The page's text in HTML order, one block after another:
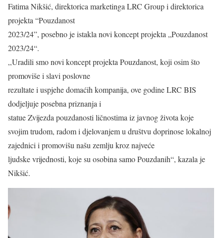
Fatima Nikšić, direktorica marketinga LRC Group i direktorica
projekta “Pouzdanost
2023/24”, posebno je istakla novi koncept projekta „Pouzdanost
2023/24“.
,,Uradili smo novi koncept projekta Pouzdanost, koji osim što
promoviše i slavi poslovne
rezultate i uspjehe domaćih kompanija, ove godine LRC BIS
dodjeljuje posebna priznanja i
statue Zvijezda pouzdanosti ličnostima iz javnog života koje
svojim trudom, radom i djelovanjem u društvu doprinose lokalnoj
zajednici i promovišu našu zemlju kroz najveće
ljudske vrijednosti, koje su osobina samo Pouzdanih“, kazala je
Nikšić.